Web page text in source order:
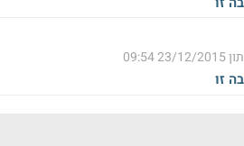
23/12/2015 09:54
זו